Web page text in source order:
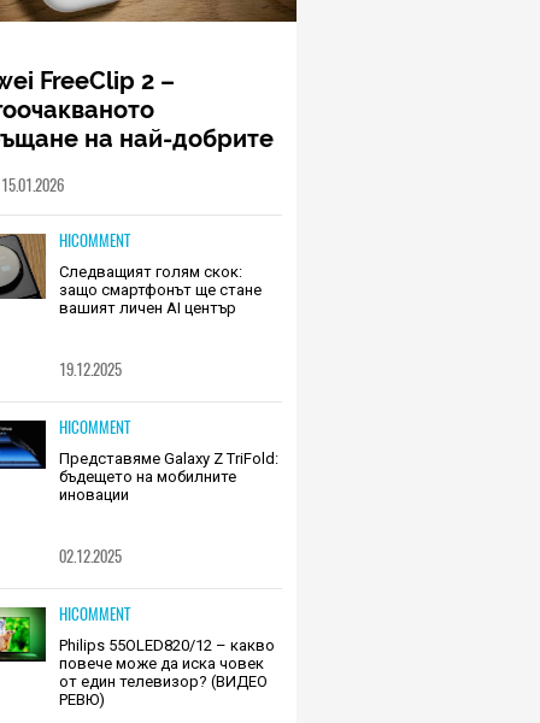
FreeClip 2 –
на най-добрите
15.01.2026
HICOMMENT
Следващият голям скок:
защо смартфонът ще стане
вашият личен AI център
19.12.2025
HICOMMENT
Представяме Galaxy Z TriFold:
бъдещето на мобилните
иновации
02.12.2025
HICOMMENT
Philips 55OLED820/12 – какво
повече може да иска човек
от един телевизор? (ВИДЕО
РЕВЮ)